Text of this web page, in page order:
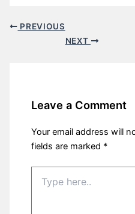
PREVIOUS
NEXT
Leave a Comment
Your email address will
fields are marked *
here..